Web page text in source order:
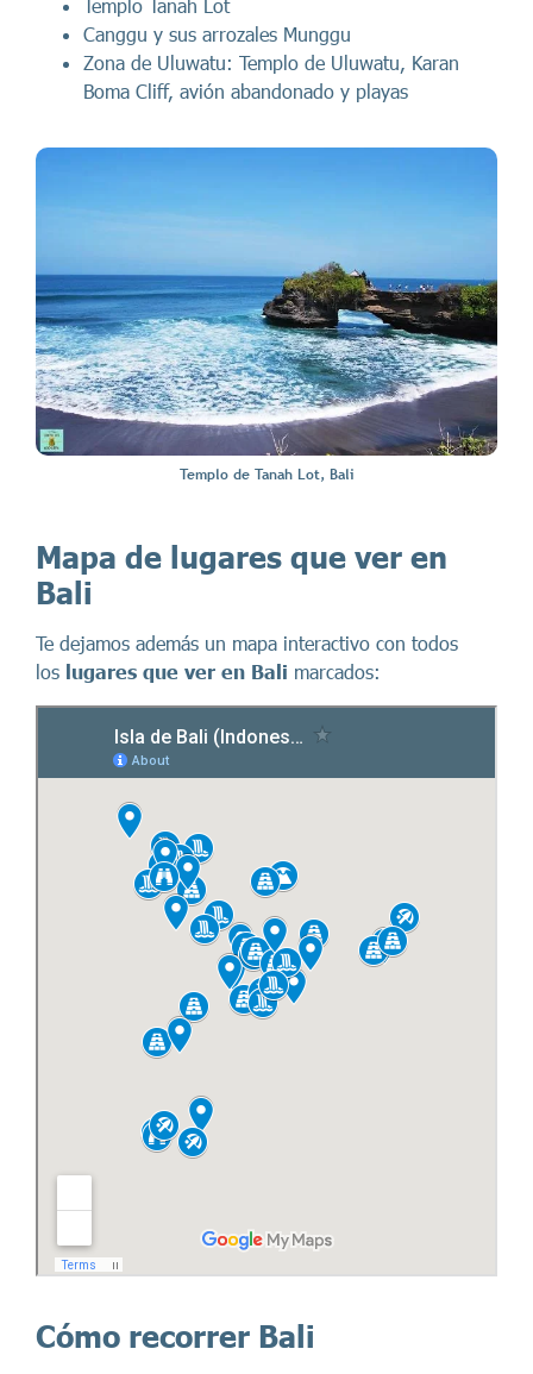
Templo Tanah Lot
Canggu y sus arrozales Munggu
Zona de Uluwatu: Templo de Uluwatu, Karan
Boma Cliff, avión abandonado y playas
Templo de Tanah Lot, Bali
Mapa de lugares que ver en
Bali
Te dejamos además un mapa interactivo con todos
los lugares que ver en Bali marcados:
Cómo recorrer Bali